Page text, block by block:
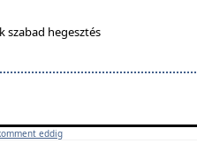
szabad hegesztés
eddig